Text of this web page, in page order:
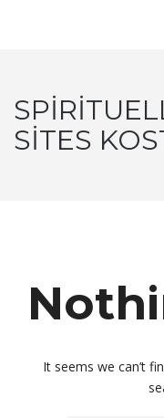
SITES
It seems we can’t